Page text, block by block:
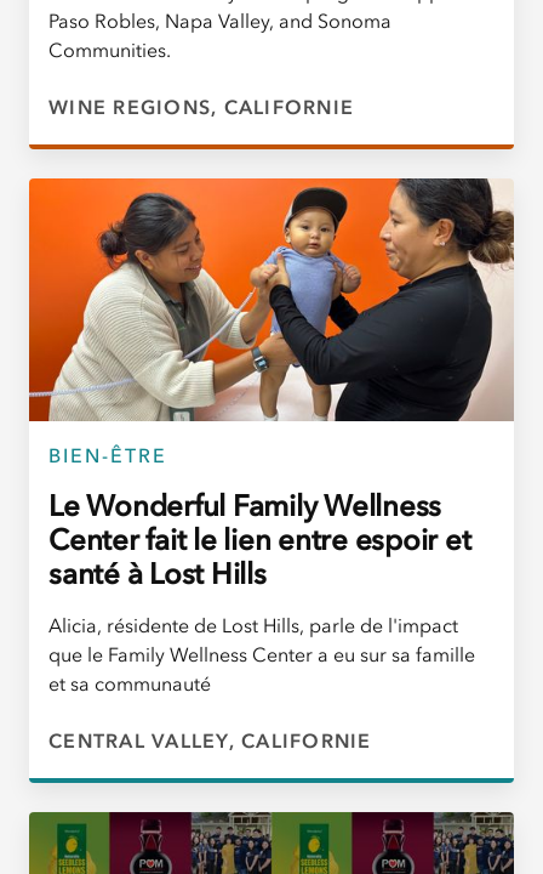
Paso Robles, Napa Valley, and Sonoma
Communities.
WINE REGIONS, CALIFORNIE
BIEN-ÊTRE
Le Wonderful Family Wellness
Center fait le lien entre espoir et
santé à Lost Hills
Alicia, résidente de Lost Hills, parle de l'impact
que le Family Wellness Center a eu sur sa famille
et sa communauté
CENTRAL VALLEY, CALIFORNIE